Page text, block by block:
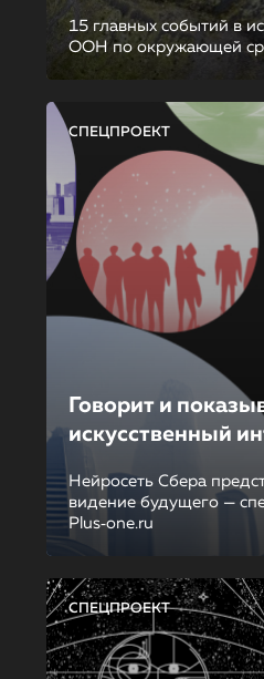
15 главных событий в
ООН по окружающей
СПЕЦПРОЕКТ
Говорит и
искусственный
Нейросеть Сбера
видение будущего —
Plus‑one.ru
СПЕЦПРОЕКТ